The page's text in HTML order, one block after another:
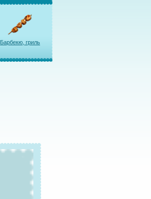
Барбекю, гриль